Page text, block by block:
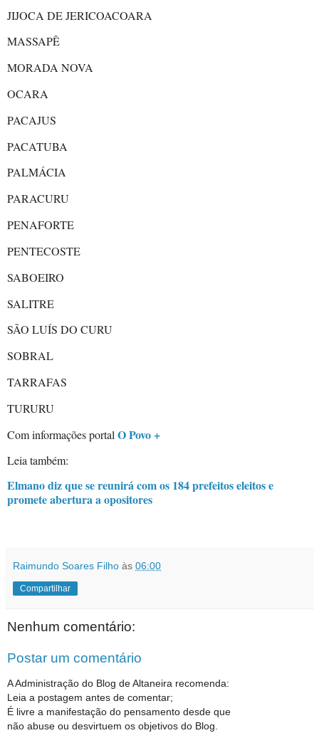
JIJOCA DE JERICOACOARA
MASSAPÊ
MORADA NOVA
OCARA
PACAJUS
PACATUBA
PALMÁCIA
PARACURU
PENAFORTE
PENTECOSTE
SABOEIRO
SALITRE
SÃO LUÍS DO CURU
SOBRAL
TARRAFAS
TURURU
Com informações portal O Povo +
Leia também:
Elmano diz que se reunirá com os 184 prefeitos eleitos e
promete abertura a opositores
Raimundo Soares Filho às 06:00
Compartilhar
Nenhum comentário:
Postar um comentário
A Administração do Blog de Altaneira recomenda:
Leia a postagem antes de comentar;
É livre a manifestação do pensamento desde que
não abuse ou desvirtuem os objetivos do Blog.